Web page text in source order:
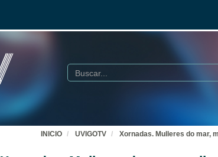
Buscar
INICIO UVIGOTV Xornadas. Mulleres do mar,